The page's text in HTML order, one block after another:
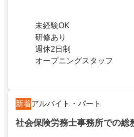
未経験OK
研修あり
週休2日制
オープニングスタッフ
新着アルバイト・パート
社会保険労務士事務所での総